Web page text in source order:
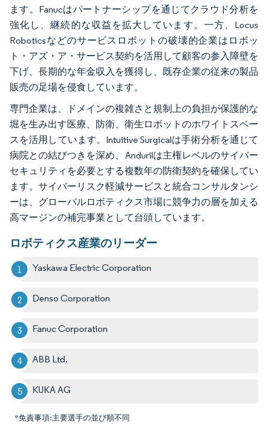
ます。Fanucはパートナーシップを通じてクラウド分析を
強化し、継続的な収益を拡大しています。一方、Locus
Roboticsなどのサービスロボットの破壊的企業はロボッ
ト・アズ・ア・サービス契約を活用して顧客の参入障壁を
下げ、長期的な年金収入を獲得し、既存企業の従来の製品
販売の足場を侵食しています。
専門企業は、ドメインの複雑さと規制上の負担が保護的な
堀を生み出す医療、防衛、衛生ロボットのホワイトスペー
スを活用しています。Intuitive Surgicalは手術分析を通じて
病院との結びつきを深め、Andurilは主権レベルのサイバー
セキュリティを必要とする複数年の防衛契約を確保してい
ます。サイバーリスク軽減サービスと統合コンサルタンシ
ーは、グローバルロボティクス市場に競争力の層を加える
高マージンの補完事業として台頭しています。
ロボティクス産業のリーダー
Yaskawa Electric Corporation
Denso Corporation
Fanuc Corporation
ABB Ltd.
KUKA AG
*免責事項:主要選手の並び順不同